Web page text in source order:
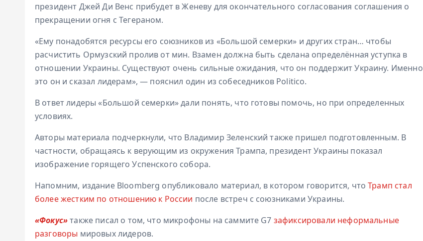
президент Джей Ди Венс прибудет в Женеву для окончательного согласования соглашения о
прекращении огня с Тегераном.
«Ему понадобятся ресурсы его союзников из «Большой семерки» и других стран… чтобы
расчистить Ормузский пролив от мин. Взамен должна быть сделана определённая уступка в
отношении Украины. Существуют очень сильные ожидания, что он поддержит Украину. Именно
это он и сказал лидерам», — пояснил один из собеседников Politico.
В ответ лидеры «Большой семерки» дали понять, что готовы помочь, но при определенных
условиях.
Авторы материала подчеркнули, что Владимир Зеленский также пришел подготовленным. В
частности, обращаясь к верующим из окружения Трампа, президент Украины показал
изображение горящего Успенского собора.
Напомним, издание Bloomberg опубликовало материал, в котором говорится, чтоТрамп стал
более жестким по отношению к России после встреч с союзниками Украины.
«Фокус»также писал о том, что микрофоны на саммите G7 зафиксировали неформальные
разговоры мировых лидеров.